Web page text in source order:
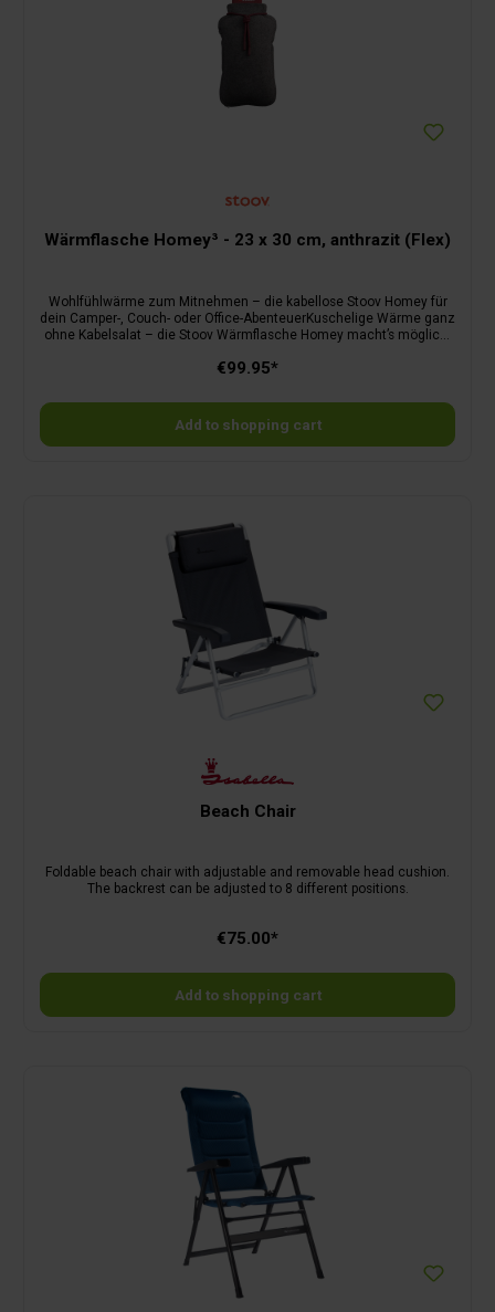
Wärmflasche Homey³ - 23 x 30 cm, anthrazit (Flex)
Wohlfühlwärme zum Mitnehmen – die kabellose Stoov Homey für
dein Camper-, Couch- oder Office-AbenteuerKuschelige Wärme ganz
ohne Kabelsalat – die Stoov Wärmflasche Homey macht’s möglich!
smarte Wärmflasche ist dein persönlicher Wohlfühl-Booster für
Wärmestufen bestimmst du selbst, wie warm’s werden darf. Einfach
über das Smart Label einschalten, die Wunschtemperatur wählen –
und schon spürst du die angenehme Infrarotwärme, die direkt unter
die Haut geht. Was die Stoov Wärmflasche so besonders macht: •
Langzeitgebrauch, mit Überhitzungsschutz • Stilvoll & vielseitig –
passt perfekt auf die Couch, den Bürostuhl oder ins Wohnmobil Die
Stoov Homey ist mehr als nur eine Wärmflasche – sie ist dein
stylischer Begleiter für wohlige Wärme mit gutem Gefühl. Einfach
aufladen, anlehnen, entspannen – wo immer du willst!
€99.95*
Add to shopping cart
Beach Chair
Foldable beach chair with adjustable and removable head cushion.
The backrest can be adjusted to 8 different positions.
€75.00*
Add to shopping cart